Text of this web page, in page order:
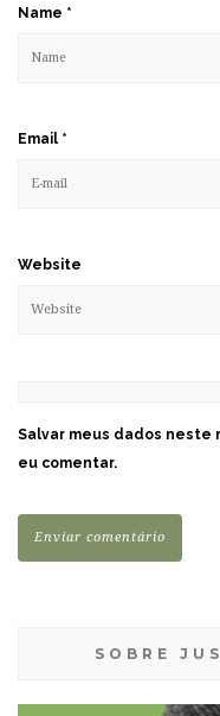
Name *
Email *
Website
Salvar meus dados neste
eu comentar.
SOBRE